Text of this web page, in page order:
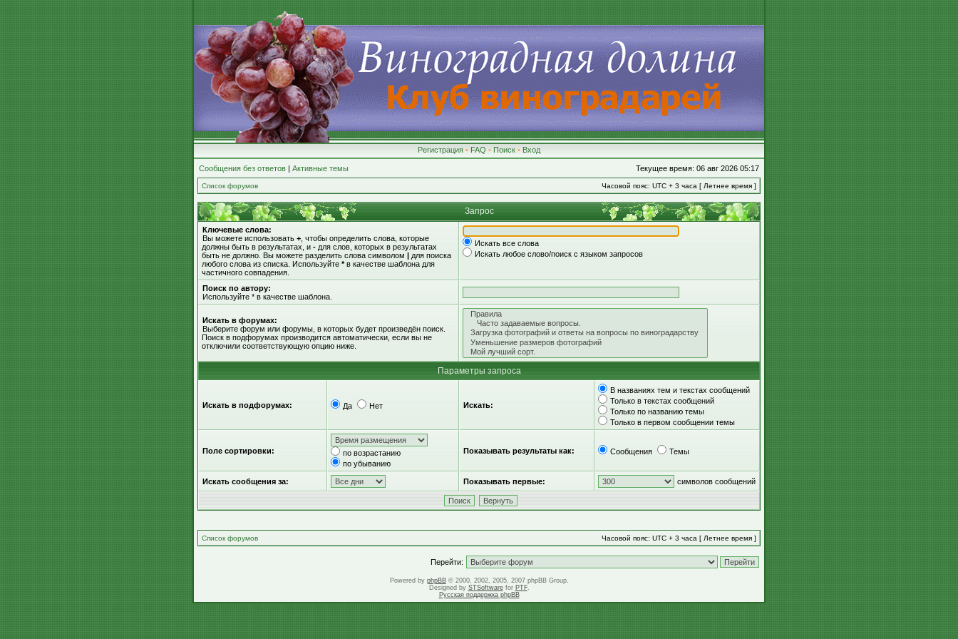
Регистрация • FAQ • Поиск • Вход
Сообщения без ответов | Активные темы Текущее время: 06 авг 2026 05:17
Список форумов Часовой пояс: UTC + 3 часа [ Летнее время ]
Запрос
Ключевые слова:
Вы можете использовать + , чтобы определить слова, которые
должны быть в результатах, и - для слов, которых в результатах
быть не должно. Вы можете разделить слова символом | для поиска
любого слова из списка. Используйте *в качестве шаблона для
частичного совпадения.
Искать все слова
Искать любое слово/поиск с языком запросов
Поиск по автору:
Используйте * в качестве шаблона.
Искать в форумах:
Выберите форум или форумы, в которых будет произведён поиск.
Поиск в подфорумах производится автоматически, если вы не
отключили соответствующую опцию ниже.
Параметры запроса
Искать в подфорумах: Да Нет Искать:
В названиях тем и текстах сообщений
Только в текстах сообщений
Только по названию темы
Только в первом сообщении темы
Поле сортировки:
по возрастанию
по убыванию
Показывать результаты как: Сообщения Темы
Искать сообщения за: Показывать первые: символов сообщений
Список форумов Часовой пояс: UTC + 3 часа [ Летнее время ]
Перейти:
Powered by phpBB© 2000, 2002, 2005, 2007 phpBB Group.
Designed by STSoftwarefor PTF.
Русская поддержка phpBB